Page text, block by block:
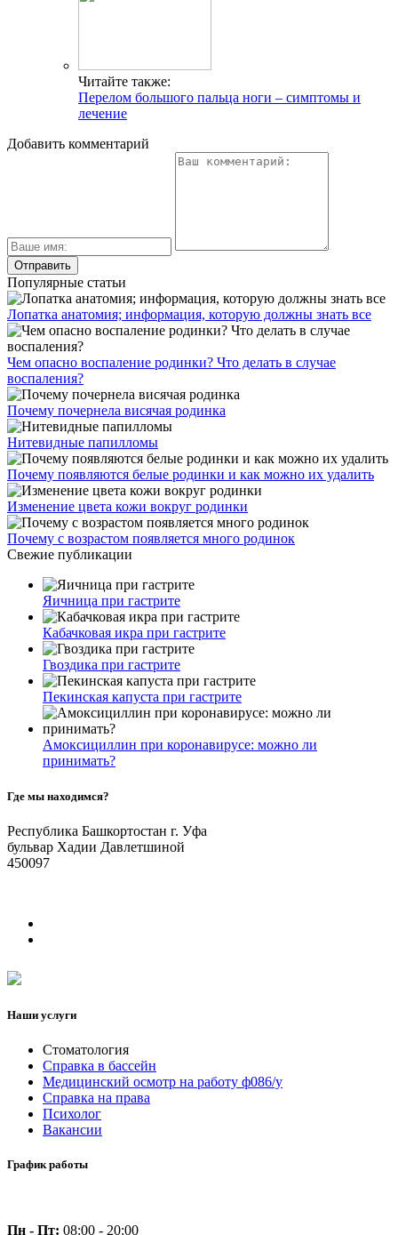
Читайте также:
Перелом большого пальца ноги – симптомы и
лечение
Добавить комментарий
Популярные статьи
Лопатка анатомия; информация, которую должны знать все
Чем опасно воспаление родинки? Что делать в случае
воспаления?
Почему почернела висячая родинка
Нитевидные папилломы
Почему появляются белые родинки и как можно их удалить
Изменение цвета кожи вокруг родинки
Почему с возрастом появляется много родинок
Свежие публикации
Яичница при гастрите
Кабачковая икра при гастрите
Гвоздика при гастрите
Пекинская капуста при гастрите
Амоксициллин при коронавирусе: можно ли
принимать?
Где мы находимся?
Республика Башкортостан г. Уфа
бульвар Хадии Давлетшиной
450097
Наши услуги
Стоматология
Справка в бассейн
Медицинский осмотр на работу ф086/у
Справка на права
Психолог
Вакансии
График работы
Пн - Пт: 08:00 - 20:00